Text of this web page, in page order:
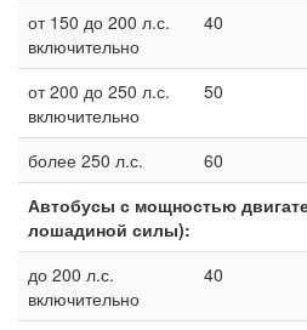
от 150 до 200 л.с.
включительно
40
от 200 до 250 л.с.
включительно
50
более 250 л.с.
60
Автобусы с мощностью
лошадиной силы):
до 200 л.с.
включительно
40